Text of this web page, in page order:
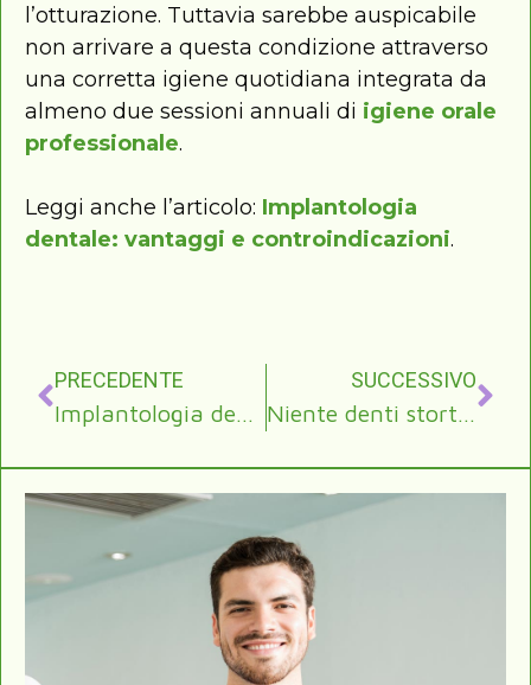
l’otturazione. Tuttavia sarebbe auspicabile
non arrivare a questa condizione attraverso
una corretta igiene quotidiana integrata da
almeno due sessioni annuali di igiene orale
professionale.
Leggi anche l’articolo: Implantologia
dentale: vantaggi e controindicazioni.
PRECEDENTE
Implantologia dentale: vantaggi e controindicazioni
SUCCESSIVO
Niente denti storti su Youtube